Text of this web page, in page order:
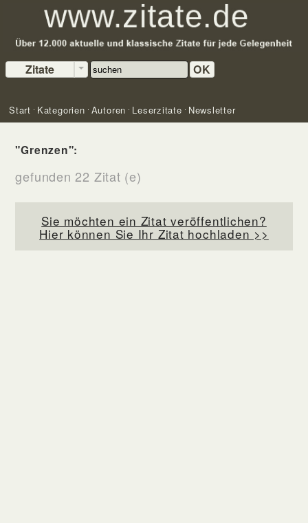
Zitate OK
Start Kategorien Autoren Leserzitate Newsletter
"Grenzen":
gefunden 22 Zitat (e)
Sie möchten ein Zitat veröffentlichen?
Hier können Sie Ihr Zitat hochladen >>